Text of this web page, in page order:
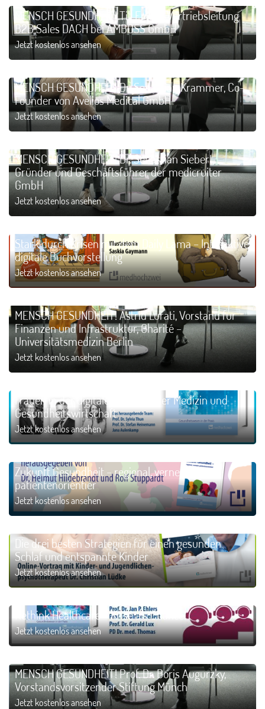
MENSCH GESUNDHEIT! Till Erwes, Vertriebsleitung
B2B Sales DACH bei AMBOSS GmbH
Jetzt kostenlos ansehen
MENSCH GESUNDHEIT! Dr. Sebastian Krammer, Co-
Founder von Avelios Medical GmbH
Jetzt kostenlos ansehen
MENSCH GESUNDHEIT! Dr. Sebastian Siebert,
Gründer und Geschäftsführer der medicruiter
GmbH
Jetzt kostenlos ansehen
Stark durch Krisen mit dem Daily Lama – Interaktive
digitale Buchvorstellung
Jetzt kostenlos ansehen
MENSCH GESUNDHEIT! Astrid Lurati, Vorstand für
Finanzen und Infrastruktur, Charité –
Universitätsmedizin Berlin
Jetzt kostenlos ansehen
Frauen in der digitalen Zukunft der Medizin und
Gesundheitswirtschaft
Jetzt kostenlos ansehen
Zukunft Gesundheit – regional, vernetzt,
patientenorientier
Jetzt kostenlos ansehen
Die drei besten Strategien für einen gesunden
Schlaf und entspannte Kinder
Jetzt kostenlos ansehen
Rethink Healthcare – Krise als Chance!
Jetzt kostenlos ansehen
MENSCH GESUNDHEIT! Prof. Dr. Boris Augurzky,
Vorstandsvorsitzender Stiftung Münch
Jetzt kostenlos ansehen